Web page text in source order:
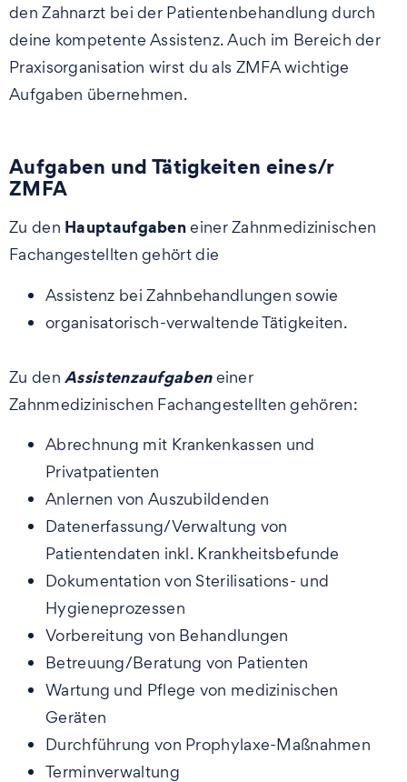
den Zahnarzt bei der Patientenbehandlung durch
deine kompetente Assistenz. Auch im Bereich der
Praxisorganisation wirst du als ZMFA wichtige
Aufgaben übernehmen.
Aufgaben und Tätigkeiten eines/r
ZMFA
Zu den Hauptaufgabeneiner Zahnmedizinischen
Fachangestellten gehört die
Assistenz bei Zahnbehandlungen sowie
organisatorisch-verwaltende Tätigkeiten.
Zu denAssistenzaufgabeneiner
Zahnmedizinischen Fachangestellten gehören:
Abrechnung mit Krankenkassen und
Privatpatienten
Anlernen von Auszubildenden
Datenerfassung/Verwaltung von
Patientendaten inkl. Krankheitsbefunde
Dokumentation von Sterilisations- und
Hygieneprozessen
Vorbereitung von Behandlungen
Betreuung/Beratung von Patienten
Wartung und Pflege von medizinischen
Geräten
Durchführung von Prophylaxe-Maßnahmen
Terminverwaltung